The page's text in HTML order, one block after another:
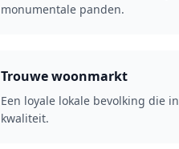
monumentale panden.
Trouwe woonmarkt
Een loyale lokale bevolking die
kwaliteit.